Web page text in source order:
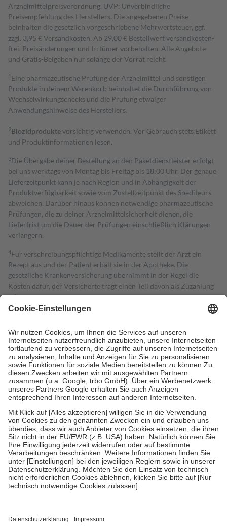
Arzneimittelpreisverordnung. UVP: Unverbindliche
Preisempfehlung des Herstellers. Die angegebenen Preise
beinhalten die gesetzlich vorgeschriebene Mehrwertsteuer, ggf.
zzgl. 3,95 € Versandkosten. Ab 29,00 € Bestell­wert versand­kosten­
frei. Preisänderungen und Irrtümer vorbehalten. Alle Angebote
und Gratis-Beigaben nur solange der Vorrat reicht.
1 Eine pharmazeutische Prüfung der Arzneimittel und sonstigen
Produkte in deinem Warenkorb beinhaltet die Durchführung von
Wechselwirkungschecks und die Prüfung etwaiger
Anwendungshinweise des Herstellers.
2Biozidproduktevorsichtig verwenden. Vor Gebrauch stets Etikett
und Produktinformationen lesen.
3Die Übergabe deiner Bestellung an den Paketdienstleister erfolgt
bei uns werktags von Montag bis Freitag bis 18:00 Uhr. Der genaue
Lieferzeitpunkt kann je nach Region und in Abhängigkeit der
Produktverfügbarkeit sowie vom Zustellzeitpunkt des Spediteurs
abweichen. Darüber hinaus können notwendige pharmazeutische
Prüfungen, die zu deiner Arzneimittelsicherheit dienen, die
Lieferfrist um die Dauer der Prüfungen einschließlich Klärungen
verlängern.
4Für verschreibungspflichtige Medikamente stellt der Arzt ein
Rezept aus und der Patient erhält sie in der Apotheke. Die
gesetzliche Krankenversicherung übernimmt in der Regel die
Kosten dafür, der Versicherte trägt einen Teil davon als Zuzahlung
mit.
Grundsätzlich leisten Mitglieder Zuzahlungen in Höhe von zehn
höchstens zehn Euro.
Es sind jedoch nie mehr als die tatsächlichen
Kosten der Leistung zu entrichten.
Diese Regeln gelten grundsätzlich auch für Online-Apotheken.
Bei Heilmitteln und häuslicher Krankenpflege beträgt die
Zuzahlung zehn Prozent der Kosten sowie zehn Euro je
Verordnung.
Um das Engagement der Versicherten für ihre eigene Gesundheit zu
stärken und die besondere Stellung der Familie zu unterstützen,
fallenkeine Zuzahlungenan bei:
• Kindern und Jugendlichen bis zum vollendeten 18. Lebensjahr
mit Ausnahme der Fahrkosten
• Untersuchungen zur Vorsorge und Früherkennung, die von der
GKV getragen werden
• empfohlenen Schutzimpfungen
• Harn- und Blutteststreifen
getroffen, um sicherzustellen, dass es sich um echte Bewertungen